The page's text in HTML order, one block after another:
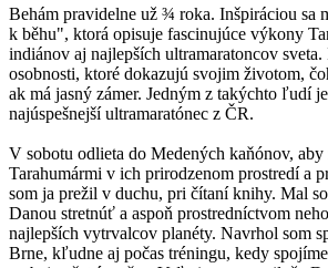
Behám pravidelne už ¾ roka. Inšpiráciou sa
k běhu", ktorá opisuje fascinujúce výkony
indiánov aj najlepších ultramaratoncov
osobnosti, ktoré dokazujú svojim životom,
ak má jasný zámer. Jedným z takýchto ľudí
najúspešnejší ultramaratónec z ČR.
V sobotu odlieta do Medených kaňónov, aby
Tarahumármi v ich prirodzenom prostredí a
som ja prežil v duchu, pri čítaní knihy. Mal
Danou stretnúť a aspoň prostredníctvom
najlepších vytrvalcov planéty. Navrhol som
Brne, kľudne aj počas tréningu, kedy